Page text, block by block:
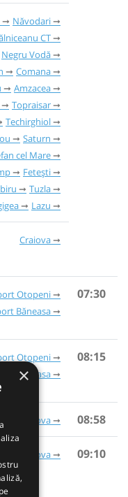
Năvodari
CT
Negru Vodă
Comana
Amzacea
Topraisar
Techirghiol
Saturn
cel Mare
Fetești
Tuzla
Lazu
Craiova
Otopeni
Băneasa
07:30
Otopeni
Băneasa
08:15
Craiova 08:58
Craiova 09:10
×